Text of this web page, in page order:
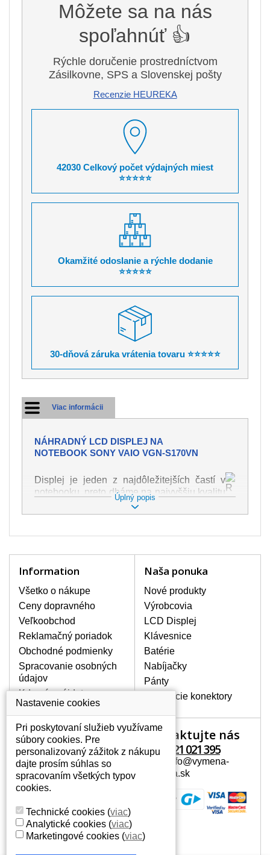
Môžete sa na nás
spoľahnúť 👍
Rýchle doručenie prostredníctvom
Zásilkovne, SPS a Slovenskej pošty
Recenzie HEUREKA
42030 Celkový počet výdajných miest
⭐⭐⭐⭐⭐
Okamžité odoslanie a rýchle dodanie
⭐⭐⭐⭐⭐
30-dňová záruka vrátenia tovaru ⭐⭐⭐⭐⭐
Viac informácii
NÁHRADNÝ LCD DISPLEJ NA
NOTEBOOK SONY VAIO VGN-S170VN
Displej je jeden z najdôležitejších častí v
notebooku, preto dbáme na najvyššiu kvalitu
tohto náhradného dielu. Slúži k
zobrazovaniu textu či obrazu v rôznej
najväčšou opatrnosťou. Medzi najčastejšie
poškodenie napr. prasklinu alebo
poškrábanie. Ďalej zvislé pruhy, nesvietiaci
displej, preblikávanie alebo nerovnomerný
jas.
LCD DISPLEJE NAJVYŠŠEJ
KVALITY !
Skladom držíme len originálne displeje, ktoré
spĺňajú vysokú kvalitu triedy A+ bez chybných
pixelov a to po celú dobu záruky.
AKO ZISTÍTE AKÝ POTREBUJETE
DISPLEJ PRE SVOJ NOTEBOOK?
Displej je možné dohľadať podľa modelu
notebooku, ktorý je uvedený na spodnej
strane notebooku na štítku alebo pod
batériou. Býva tiež znázornený na
rámčeku alebo pri klávesnici. V prípade,
že máte displej demontovaný, dohľadáte
to vďaka modelovému označeniu z
displeja, ktoré sa nachádza na štítku pri
EAN kóde.
Úplný popis
Information
Všetko o nákupe
Ceny dopravného
Veľkoobchod
Reklamačný poriadok
Obchodné podmienky
Spracovanie osobných
údajov
Kde nás nájdete
Naša ponuka
Nové produkty
Výrobcovia
LCD Displej
Klávesnice
Batérie
Nabíjačky
Pánty
Napájacie konektory
Váš účet
Váš účet
Osobné informácie
Adresy
Kontaktujte nás
+421 221 021 395
Mail: info@vymena-
displeja.sk
Nastavenie cookies
Pri poskytovaní služieb využívame
súbory cookies. Pre
personalizovaný zážitok z nákupu
dajte prosím súhlas so
spracovaním všetkých typov
cookies.
Technické cookies (viac)
Analytické cookies (viac)
Marketingové cookies (viac)